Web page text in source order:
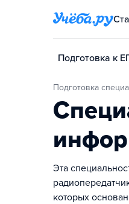
Подготовка к
Подготовка
Эта
которых